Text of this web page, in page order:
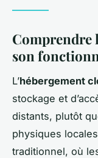
Comprendre
son
L’hébergement
stockage et
distants, plutôt
physiques
traditionnel, où